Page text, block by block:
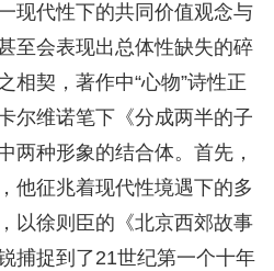
现代性下的共同价值观念与
至会表现出总体性缺失的碎
相契，著作中“心物”诗性正
尔维诺笔下《分成两半的子
两种形象的结合体。首先，
他征兆着现代性境遇下的多
以徐则臣的《北京西郊故事
捕捉到了21世纪第一个十年